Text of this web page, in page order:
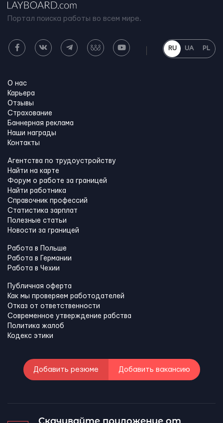
Портал поиска работы во всем мире.
RU UA PL
О нас
Карьера
Отзывы
Страхование
Баннерная реклама
Наши награды
Контакты
Агентства по трудоустройству
Найти на карте
Форум о работе за границей
Найти работника
Справочник профессий
Статистика зарплат
Полезные статьи
Новости за границей
Работа в Польше
Работа в Германии
Работа в Чехии
Публичная оферта
Как мы проверяем работодателей
Отказ от ответственности
Современное утверждение рабства
Политика жалоб
Кодекс этики
Добавить резюме Добавить вакансию